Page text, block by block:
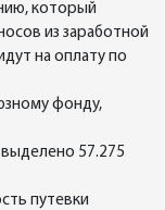
который
из заработной
на оплату по
фонду,
57.275
путевки